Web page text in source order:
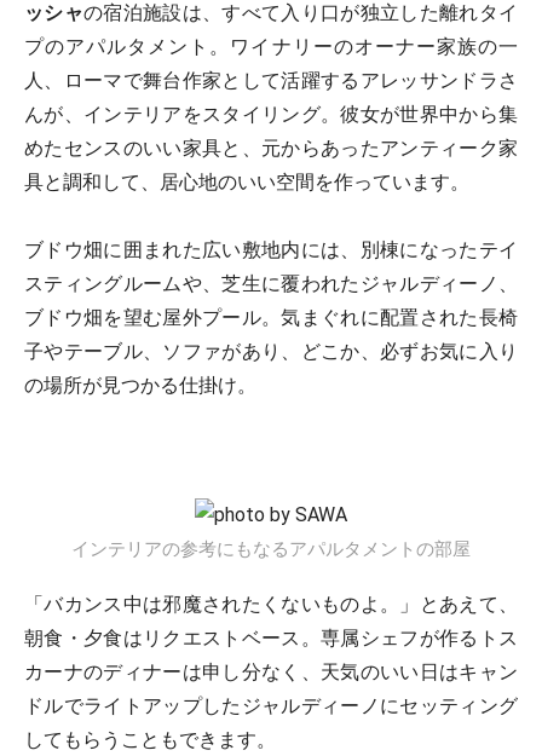
ッシャの宿泊施設は、すべて入り口が独立した離れタイ
プのアパルタメント。ワイナリーのオーナー家族の一
人、ローマで舞台作家として活躍するアレッサンドラさ
んが、インテリアをスタイリング。彼女が世界中から集
めたセンスのいい家具と、元からあったアンティーク家
具と調和して、居心地のいい空間を作っています。
ブドウ畑に囲まれた広い敷地内には、別棟になったテイ
スティングルームや、芝生に覆われたジャルディーノ、
ブドウ畑を望む屋外プール。気まぐれに配置された長椅
子やテーブル、ソファがあり、どこか、必ずお気に入り
の場所が見つかる仕掛け。
インテリアの参考にもなるアパルタメントの部屋
「バカンス中は邪魔されたくないものよ。」とあえて、
朝食・夕食はリクエストベース。専属シェフが作るトス
カーナのディナーは申し分なく、天気のいい日はキャン
ドルでライトアップしたジャルディーノにセッティング
してもらうこともできます。